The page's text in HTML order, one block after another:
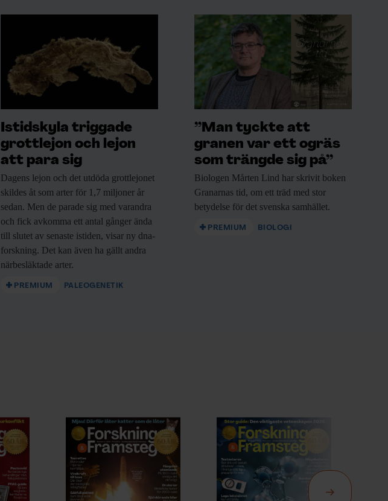
Istidskyla triggade
grottlejon och lejon
att para sig
Dagens lejon och det utdöda grottlejonet
skildes åt som arter för 1,7 miljoner år
sedan. Men de parade sig med varandra
och fick avkomma ett antal gånger ända
till slutet av senaste istiden, visar ny dna-
forskning. Det kan även ha gällt andra
närbesläktade arter.
PREMIUM PALEOGENETIK
”Man tyckte att
granen var ett ogräs
som trängde sig på”
Biologen Mårten Lind har skrivit boken
Granarnas tid, om ett träd med stor
betydelse för det svenska samhället.
PREMIUM BIOLOGI